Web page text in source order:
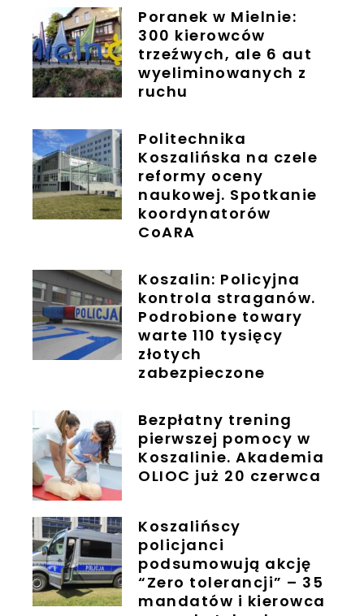
Poranek w Mielnie:
300 kierowców
trzeźwych, ale 6 aut
wyeliminowanych z
ruchu
Politechnika
Koszalińska na czele
reformy oceny
naukowej. Spotkanie
koordynatorów
CoARA
Koszalin: Policyjna
kontrola straganów.
Podrobione towary
warte 110 tysięcy
złotych
zabezpieczone
Bezpłatny trening
pierwszej pomocy w
Koszalinie. Akademia
OLIOC już 20 czerwca
Koszalińscy
policjanci
podsumowują akcję
“Zero tolerancji” – 35
mandatów i kierowca